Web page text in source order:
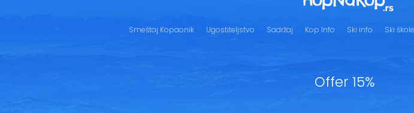
Smeštaj Kopaonik Ugostiteljstvo Sadržaj Kop Info Ski info Ski škole
Offer 15%